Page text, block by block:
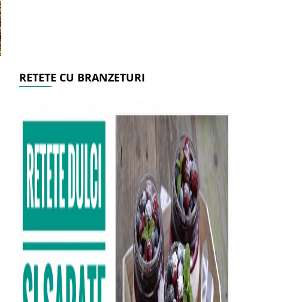
RETETE CU BRANZETURI